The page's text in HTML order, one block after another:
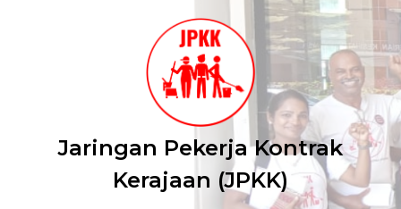
Jaringan Pekerja Kontrak
Kerajaan (JPKK)